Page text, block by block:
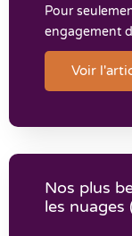
Pour
engagement
Voir
Nos plus
les nuages